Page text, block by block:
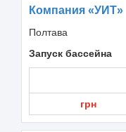
Компания «УИТ»
Полтава
Запуск бассейна
грн